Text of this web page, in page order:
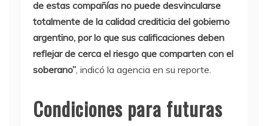
de estas compañías no puede desvincularse
totalmente de la calidad crediticia del gobierno
argentino, por lo que sus calificaciones deben
reflejar de cerca el riesgo que comparten con el
soberano”, indicó la agencia en su reporte.
Condiciones para futuras